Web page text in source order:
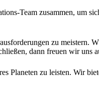
Team zusammen, um
zu meistern.
dann freuen wir uns
Planeten zu leisten. Wir